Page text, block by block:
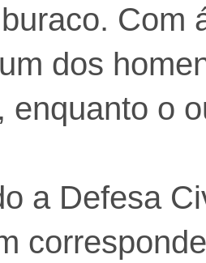
Com
dos
enquanto o
a Defesa